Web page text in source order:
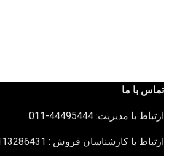
تماس با ما
ارتباط با مدیریت: 44495444-011
ارتباط با کارشناسان فروش : 09113286431